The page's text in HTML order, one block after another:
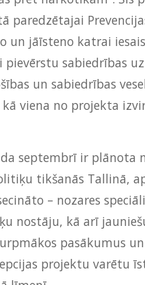
paredzētajai
un jāīsteno katrai
pievērstu sabiedrības
un sabiedrības
viena no projekta
septembrī ir plānota
tikšanās Tallinā,
– nozares
nostāju, kā arī
pasākumus un
projektu varētu